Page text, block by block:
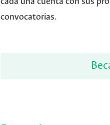
convocatorias.